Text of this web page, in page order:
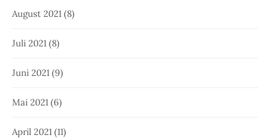
August 2021 (8)
Juli 2021 (8)
Juni 2021 (9)
Mai 2021 (6)
April 2021 (11)